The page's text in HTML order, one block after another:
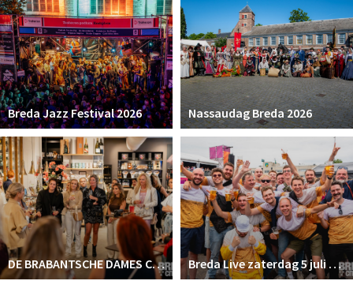
Breda Jazz Festival 2026 Nassaudag Breda 2026
DE BRABANTSCHE DAMES CLUB Breda Live zaterdag 5 juli 2025